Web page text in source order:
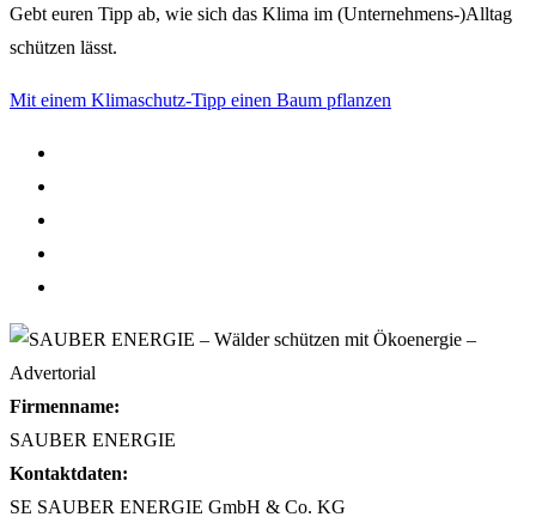
Gebt euren Tipp ab, wie sich das Klima im (Unternehmens-)Alltag
schützen lässt.
Mit einem Klimaschutz-Tipp einen Baum pflanzen
Firmenname:
SAUBER ENERGIE
Kontaktdaten:
SE SAUBER ENERGIE GmbH & Co. KG